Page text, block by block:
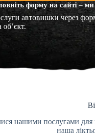
форму на сайті –
автовишки через
нашими послугами
наша